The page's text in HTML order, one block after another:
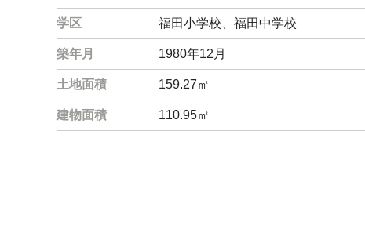
学区 福田小学校、福田中学校
築年月 1980年12月
土地面積 159.27㎡
建物面積 110.95㎡